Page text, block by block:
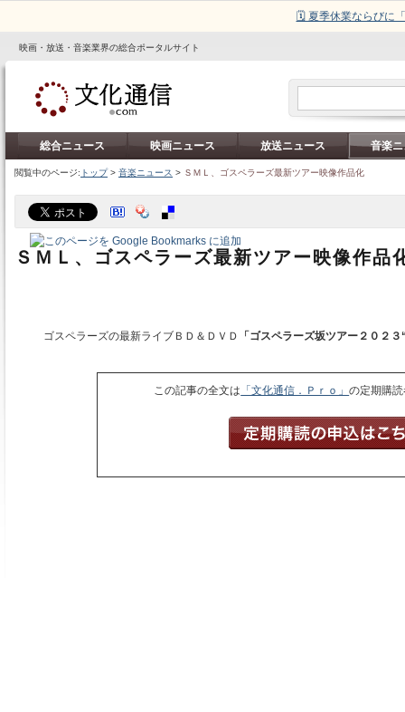
🗓️ 夏季休業ならびに
映画・放送・音楽業界の総合ポータルサイト
総合ニュース 映画ニュース 放送ニュース 音楽
閲覧中のページ: トップ> 音楽ニュース > ＳＭＬ、ゴスペラーズ最新ツアー映像作品化
ＳＭＬ、ゴスペラーズ最新ツアー映像作品
ゴスペラーズの最新ライブＢＤ＆ＤＶＤ 「ゴスペラーズ坂ツアー２０２
この記事の全文は 「文化通信．Ｐｒｏ」の定期購